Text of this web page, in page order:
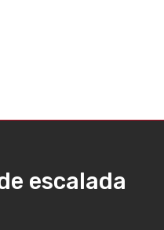
escalada